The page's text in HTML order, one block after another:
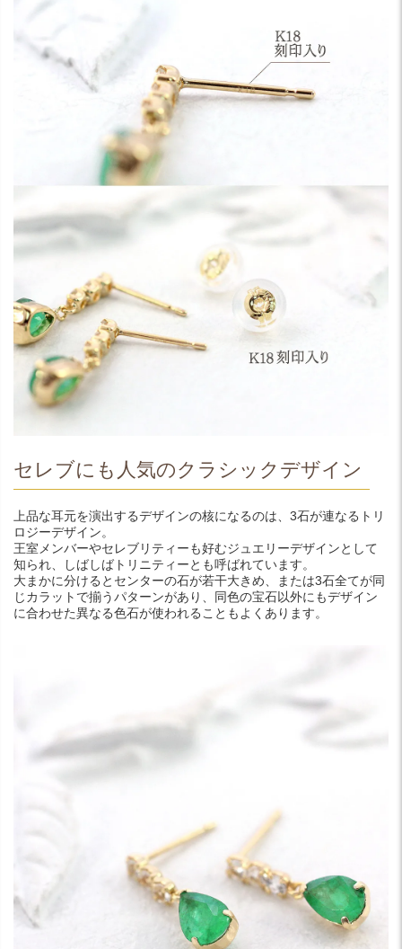
セレブにも人気のクラシックデザイン
上品な耳元を演出するデザインの核になるのは、3石が連なるトリ
ロジーデザイン。
王室メンバーやセレブリティーも好むジュエリーデザインとして
知られ、しばしばトリニティーとも呼ばれています。
大まかに分けるとセンターの石が若干大きめ、または3石全てが同
じカラットで揃うパターンがあり、同色の宝石以外にもデザイン
に合わせた異なる色石が使われることもよくあります。